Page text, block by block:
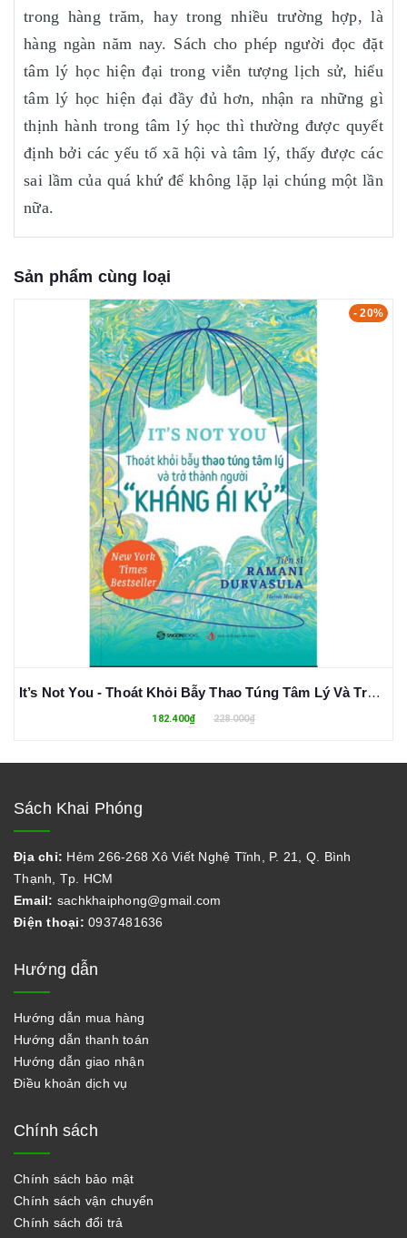
trong hàng trăm, hay trong nhiều trường hợp, là
hàng ngàn năm nay. Sách cho phép người đọc đặt
tâm lý học hiện đại trong viễn tượng lịch sử, hiểu
tâm lý học hiện đại đầy đủ hơn, nhận ra những gì
thịnh hành trong tâm lý học thì thường được quyết
định bởi các yếu tố xã hội và tâm lý, thấy được các
sai lầm của quá khứ để không lặp lại chúng một lần
nữa.
Sản phẩm cùng loại
- 20%
It’s Not You - Thoát Khỏi Bẫy Thao Túng Tâm Lý Và Trở Thành Người "Kháng Ái Kỉ" - Ramani Durvasula
182.400₫ 228.000₫
Sách Khai Phóng
Địa chỉ: Hẻm 266-268 Xô Viết Nghệ Tĩnh, P. 21, Q. Bình
Thạnh, Tp. HCM
Email: sachkhaiphong@gmail.com
Điện thoại: 0937481636
Hướng dẫn
Hướng dẫn mua hàng
Hướng dẫn thanh toán
Hướng dẫn giao nhận
Điều khoản dịch vụ
Chính sách
Chính sách bảo mật
Chính sách vận chuyển
Chính sách đổi trả